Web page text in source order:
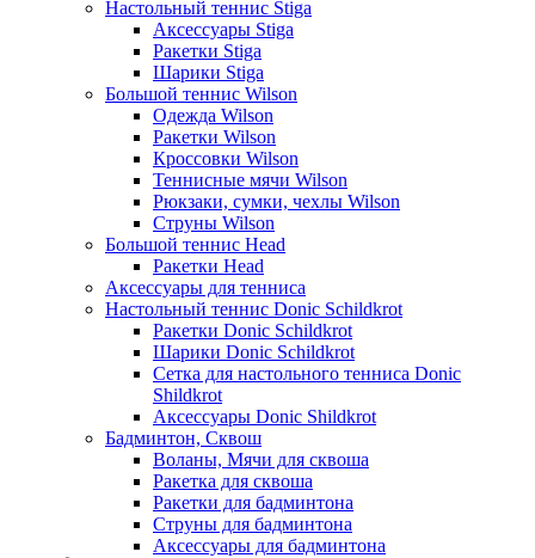
Настольный теннис Stiga
Аксессуары Stiga
Ракетки Stiga
Шарики Stiga
Большой теннис Wilson
Одежда Wilson
Ракетки Wilson
Кроссовки Wilson
Теннисные мячи Wilson
Рюкзаки, сумки, чехлы Wilson
Струны Wilson
Большой теннис Head
Ракетки Head
Аксессуары для тенниса
Настольный теннис Donic Schildkrot
Ракетки Donic Schildkrot
Шарики Donic Schildkrot
Сетка для настольного тенниса Donic
Shildkrot
Аксессуары Donic Shildkrot
Бадминтон, Сквош
Воланы, Мячи для сквоша
Ракетка для сквоша
Ракетки для бадминтона
Струны для бадминтона
Аксессуары для бадминтона